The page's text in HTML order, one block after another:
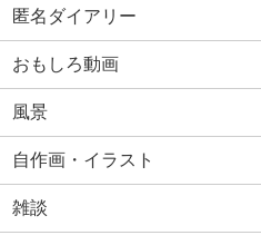
匿名ダイアリー
おもしろ動画
風景
自作画・イラスト
雑談